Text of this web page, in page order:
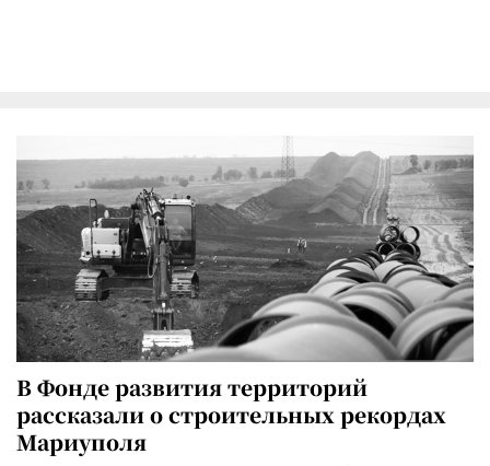
В Фонде развития территорий
рассказали о строительных рекордах
Мариуполя